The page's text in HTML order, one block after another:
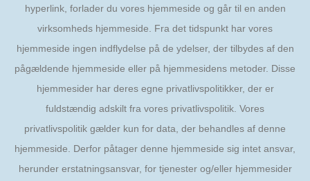
hyperlink, forlader du vores hjemmeside og går til en anden
virksomheds hjemmeside. Fra det tidspunkt har vores
hjemmeside ingen indflydelse på de ydelser, der tilbydes af den
pågældende hjemmeside eller på hjemmesidens metoder. Disse
hjemmesider har deres egne privatlivspolitikker, der er
fuldstændig adskilt fra vores privatlivspolitik. Vores
privatlivspolitik gælder kun for data, der behandles af denne
hjemmeside. Derfor påtager denne hjemmeside sig intet ansvar,
herunder erstatningsansvar, for tjenester og/eller hjemmesider